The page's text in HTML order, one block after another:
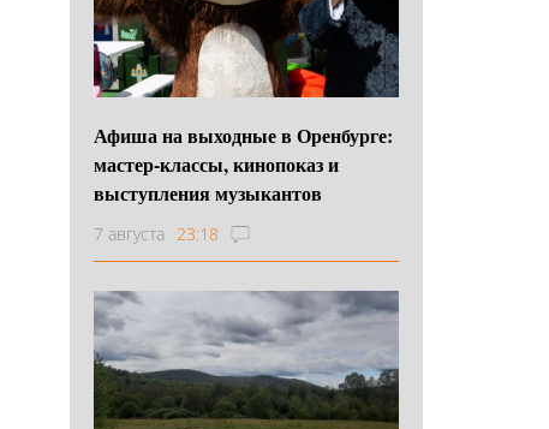
Афиша на выходные в Оренбурге:
мастер-классы, кинопоказ и
выступления музыкантов
7 августа 23:18